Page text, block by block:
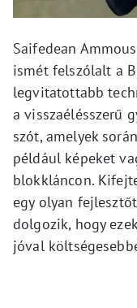
Saifedean
ismét felszólalt a
legvitatottabb
a visszaélésszerű
szót, amelyek
például képeket
blokkláncon.
egy olyan
dolgozik, hogy
jóval